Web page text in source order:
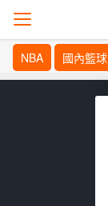
NBA 國內籃球